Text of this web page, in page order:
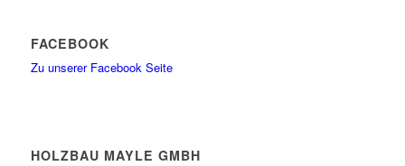
FACEBOOK
Zu unserer Facebook Seite
HOLZBAU MAYLE GMBH